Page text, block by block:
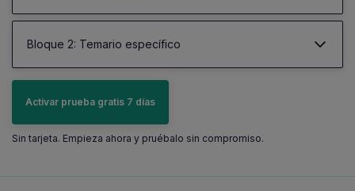
Bloque 2: Temario específico
Activar prueba gratis 7 días
Sin tarjeta. Empieza ahora y pruébalo sin compromiso.